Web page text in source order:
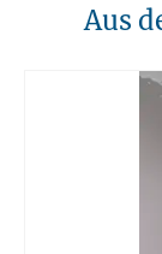
10. Brandschutz
für Kerzen
Am Ende der
werden.
Aus